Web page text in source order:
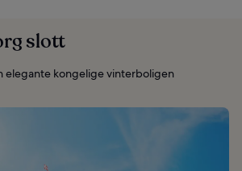
slott
elegante kongelige vinterboligen